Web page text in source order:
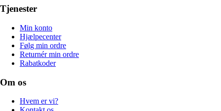
Tjenester
Min konto
Hjælpecenter
Følg min ordre
Returnér min ordre
Rabatkoder
Om os
Hvem er vi?